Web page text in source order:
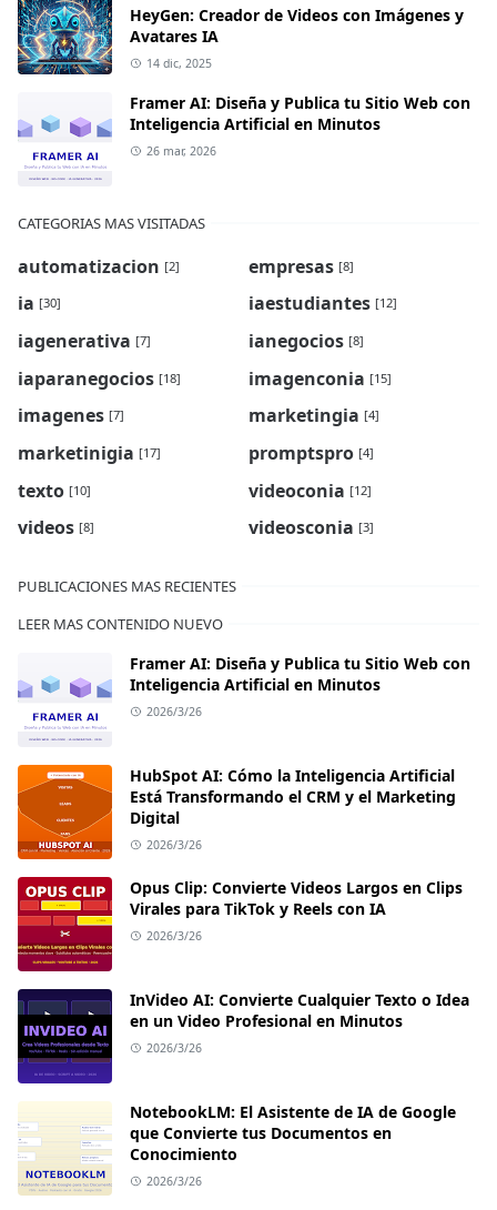
HeyGen: Creador de Videos con Imágenes y
Avatares IA
14 dic, 2025
Framer AI: Diseña y Publica tu Sitio Web con
Inteligencia Artificial en Minutos
26 mar, 2026
CATEGORIAS MAS VISITADAS
automatizacion [2] empresas [8]
ia [30] iaestudiantes [12]
iagenerativa [7] ianegocios [8]
iaparanegocios [18] imagenconia [15]
imagenes [7] marketingia [4]
marketinigia [17] promptspro [4]
texto [10] videoconia [12]
videos [8] videosconia [3]
PUBLICACIONES MAS RECIENTES
LEER MAS CONTENIDO NUEVO
Framer AI: Diseña y Publica tu Sitio Web con
Inteligencia Artificial en Minutos
2026/3/26
HubSpot AI: Cómo la Inteligencia Artificial
Está Transformando el CRM y el Marketing
Digital
2026/3/26
Opus Clip: Convierte Videos Largos en Clips
Virales para TikTok y Reels con IA
2026/3/26
InVideo AI: Convierte Cualquier Texto o Idea
en un Video Profesional en Minutos
2026/3/26
NotebookLM: El Asistente de IA de Google
que Convierte tus Documentos en
Conocimiento
2026/3/26